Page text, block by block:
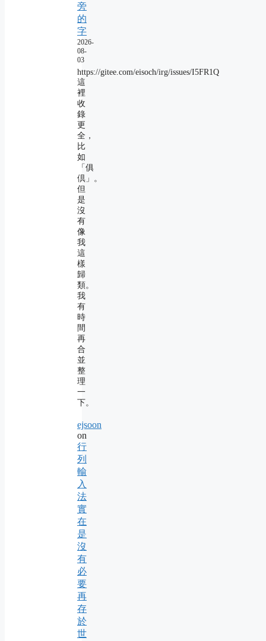
旁
的
字
2026-
08-
03
https://gitee.com/eisoch/irg/issues/I5FR1Q
這
裡
收
錄
更
全，
比
如
「俱
倶」。
但
是
沒
有
像
我
這
樣
歸
類。
我
有
時
間
再
合
並
整
理
一
下。
ejsoon
on
行
列
輸
入
法
實
在
是
沒
有
必
要
再
存
於
世